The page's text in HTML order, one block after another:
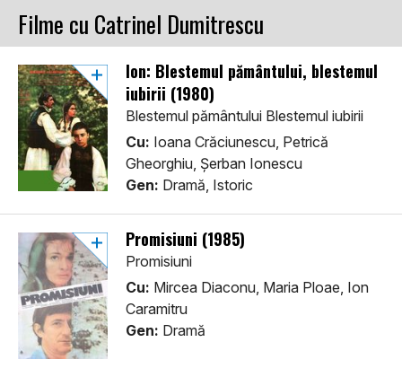
Filme cu Catrinel Dumitrescu
Ion: Blestemul pământului, blestemul
iubirii (1980)
Blestemul pământului Blestemul iubirii
Cu: Ioana Crăciunescu, Petrică
Gheorghiu, Șerban Ionescu
Gen: Dramă, Istoric
Promisiuni (1985)
Promisiuni
Cu: Mircea Diaconu, Maria Ploae, Ion
Caramitru
Gen: Dramă